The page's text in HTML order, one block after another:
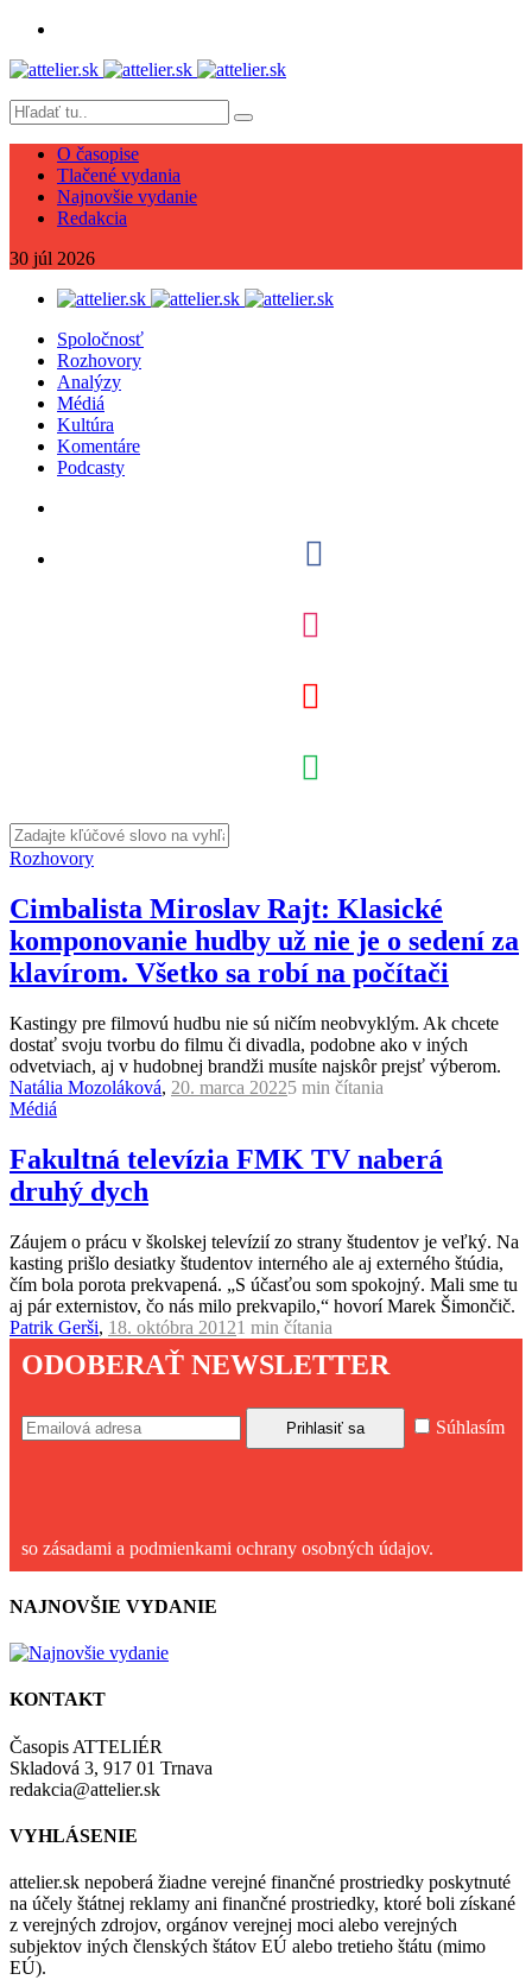
O časopise
Tlačené vydania
Najnovšie vydanie
Redakcia
30 júl 2026
Spoločnosť
Rozhovory
Analýzy
Médiá
Kultúra
Komentáre
Podcasty
Rozhovory
Cimbalista Miroslav Rajt: Klasické
komponovanie hudby už nie je o sedení za
klavírom. Všetko sa robí na počítači
Kastingy pre filmovú hudbu nie sú ničím neobvyklým. Ak chcete
dostať svoju tvorbu do filmu či divadla, podobne ako v iných
odvetviach, aj v hudobnej brandži musíte najskôr prejsť výberom.
Natália Mozoláková, 20. marca 20225 min čítania
Médiá
Fakultná televízia FMK TV naberá
druhý dych
Záujem o prácu v školskej televízií zo strany študentov je veľký. Na
kasting prišlo desiatky študentov interného ale aj externého štúdia,
čím bola porota prekvapená. „S účasťou som spokojný. Mali sme tu
aj pár externistov, čo nás milo prekvapilo,“ hovorí Marek Šimončič.
Patrik Gerši, 18. októbra 20121 min čítania
ODOBERAŤ NEWSLETTER
Súhlasím
so zásadami a podmienkami ochrany osobných údajov.
NAJNOVŠIE VYDANIE
KONTAKT
Časopis ATTELIÉR
Skladová 3, 917 01 Trnava
redakcia@attelier.sk
VYHLÁSENIE
attelier.sk nepoberá žiadne verejné finančné prostriedky poskytnuté
na účely štátnej reklamy ani finančné prostriedky, ktoré boli získané
z verejných zdrojov, orgánov verejnej moci alebo verejných
subjektov iných členských štátov EÚ alebo tretieho štátu (mimo
EÚ).